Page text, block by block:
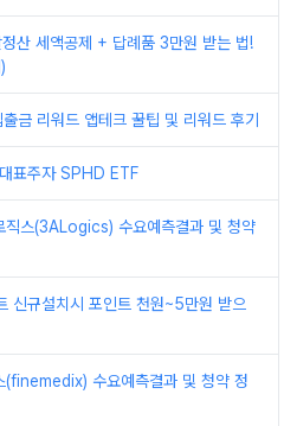
산 세액공제 + 답례품 3만원 받는 법!
금 리워드 앱테크 꿀팁 및 리워드 후기
표주자 SPHD ETF
직스(3ALogics) 수요예측결과 및 청약
신규설치시 포인트 천원~5만원 받으
(finemedix) 수요예측결과 및 청약 정